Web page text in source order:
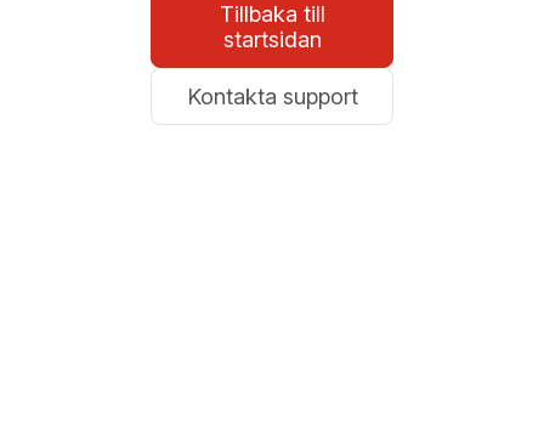
Tillbaka till
startsidan
Kontakta support